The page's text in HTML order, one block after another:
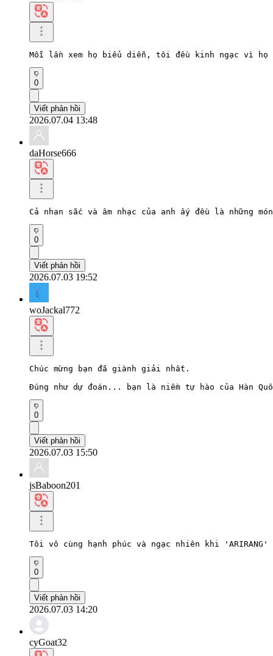
Mỗi lần xem họ biểu diễn, tôi đều kinh ngạc vì họ
0
Viết phản hồi
2026.07.04 13:48
daHorse666
Cả nhan sắc và âm nhạc của anh ấy đều là những
0
Viết phản hồi
2026.07.03 19:52
woJackal772
Chúc mừng bạn đã giành giải nhất.
Đúng như dự đoán... bạn là niềm tự hào của Hàn
0
Viết phản hồi
2026.07.03 15:50
jsBaboon201
Tôi vô cùng hạnh phúc và ngạc nhiên khi
0
Viết phản hồi
2026.07.03 14:20
cyGoat32